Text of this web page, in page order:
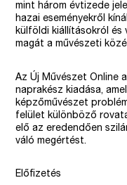
mint három évtizede
hazai eseményekről
külföldi kiállításokról és
magát a művészeti
Az Új Művészet Online
naprakész kiadása,
képzőművészet
felület különböző
elő az eredendően
váló megértést.
Előfizetés